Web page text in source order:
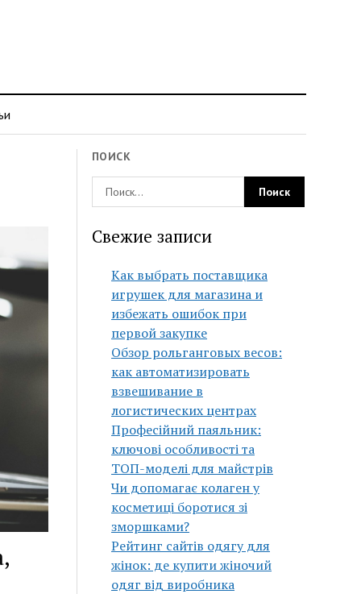
ПОИСК
Свежие записи
Как выбрать поставщика
игрушек для магазина и
избежать ошибок при
первой закупке
Обзор рольганговых весов:
как автоматизировать
взвешивание в
логистических центрах
Професійний паяльник:
ключові особливості та
ТОП-моделі для майстрів
Чи допомагає колаген у
косметиці боротися зі
зморшками?
Рейтинг сайтів одягу для
жінок: де купити жіночий
одяг від виробника